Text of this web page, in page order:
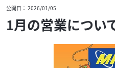
公開日： 2026/01/05
1月の営業につい